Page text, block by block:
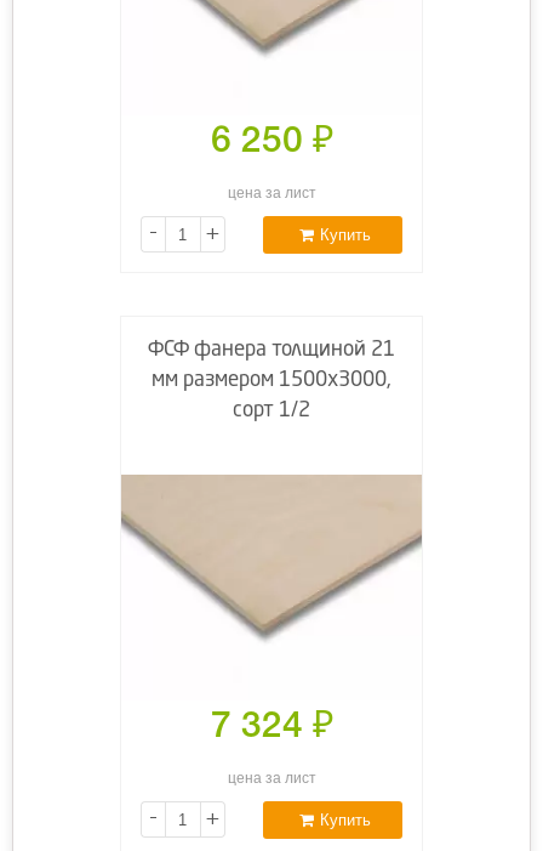
6 250 ₽
цена за лист
- + Купить
ФСФ фанера толщиной 21
мм размером 1500х3000,
сорт 1/2
7 324 ₽
цена за лист
- + Купить